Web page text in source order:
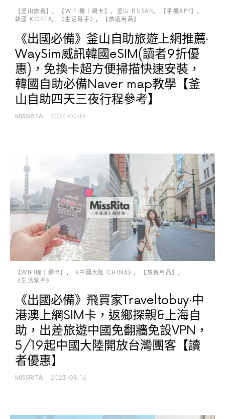
【釜山旅遊】 【WIFI機｜網卡】 釜山 BUSAN
【手機APP】
韓國 KOREA
《生活幫手》 【旅遊用品】
《出國必備》釜山自助旅遊上網推薦‧
WaySim威訊韓國eSIM(讀者9折優
惠)，免換卡超方便掃描快速安裝，
韓國自助必備Naver map教學【釜
山自助四天三夜行程參考】
MISSRITA 2024-02-19
【WIFI機｜網卡】 《中國大陸 CHINA》
【旅遊用品】
《生活幫手》
《出國必備》飛買家Traveltobuy‧中
港澳上網SIM卡，返鄉探親&上海自
助，出差旅遊中國免翻牆免設VPN，
5/19起中國大陸開放台灣團客【讀
者優惠】
MISSRITA 2023-08-16